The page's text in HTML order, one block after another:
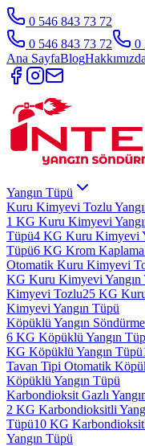
0 546 843 73 72
0 546 843 73 72
0
Ana SayfaBlogHakkımızda
Yangın Tüpü
Kuru Kimyevi Tozlu
1 KG Kuru Kimyevi
Tüpü4 KG Kuru Kimyevi
Tüpü6 KG Krom
Otomatik Kuru Kimyevi
KG Kuru Kimyevi Yangın
Kimyevi Tozlu25 KG
Kimyevi Yangın Tüpü
Köpüklü Yangın
6 KG Köpüklü Yangın
KG Köpüklü Yangın Tüpü
Tavan Tipi Otomatik
Köpüklü Yangın Tüpü
Karbondioksit Gazlı
2 KG Karbondioksitli
Tüpü10 KG
Yangın Tüpü